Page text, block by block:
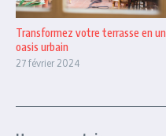
Transformez votre terrasse en un
oasis urbain
27 février 2024